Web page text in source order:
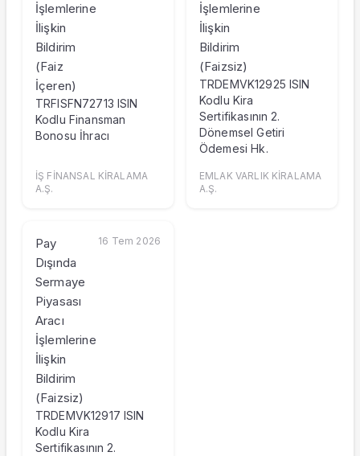
İşlemlerine
İlişkin
Bildirim
(Faiz
İçeren)
TRFISFN72713 ISIN
Kodlu Finansman
Bonosu İhracı
İŞ FİNANSAL KİRALAMA
A.Ş.
İşlemlerine
İlişkin
Bildirim
(Faizsiz)
TRDEMVK12925 ISIN
Kodlu Kira
Sertifikasının 2.
Dönemsel Getiri
Ödemesi Hk.
EMLAK VARLIK KİRALAMA
A.Ş.
Pay
Dışında
Sermaye
Piyasası
Aracı
İşlemlerine
İlişkin
Bildirim
(Faizsiz)
16 Tem 2026
TRDEMVK12917 ISIN
Kodlu Kira
Sertifikasının 2.